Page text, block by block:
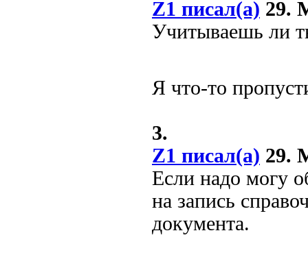
Z1 писал(а) 29.
Учитываешь ли
Я что-то
3.
Z1 писал(а) 29.
Если надо могу
на запись
документа.